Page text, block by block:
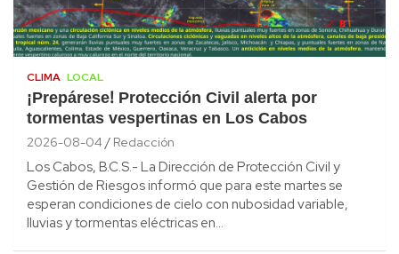
CLIMA LOCAL
¡Prepárese! Protección Civil alerta por
tormentas vespertinas en Los Cabos
2026-08-04 Redacción
Los Cabos, B.C.S.- La Dirección de Protección Civil y
Gestión de Riesgos informó que para este martes se
esperan condiciones de cielo con nubosidad variable,
lluvias y tormentas eléctricas en…